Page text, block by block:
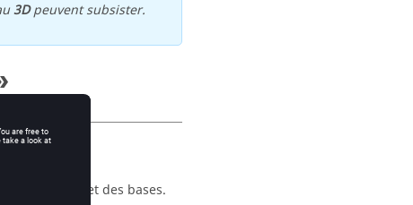
3Dpeuvent subsister.
matériaux et des bases.